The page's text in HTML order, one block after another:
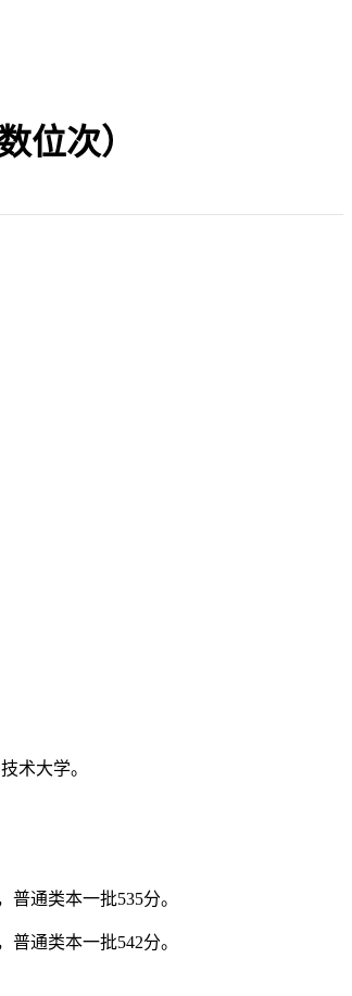
位次）
术大学。
通类本一批535分。
通类本一批542分。